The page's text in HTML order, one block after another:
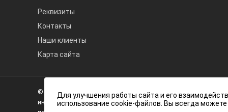
λc:
диапазон дисплея
Ra,
Реквизиты
Контакты
Наши клиенты
Карта сайта
Нагорный© 2026 А3 Инжиниринг Обращаем Ваше внимание на то, что
информационный характер и ни при каких условиях не
Для улучшения работы сайта и его
использование cookie-файлов. Вы всегда